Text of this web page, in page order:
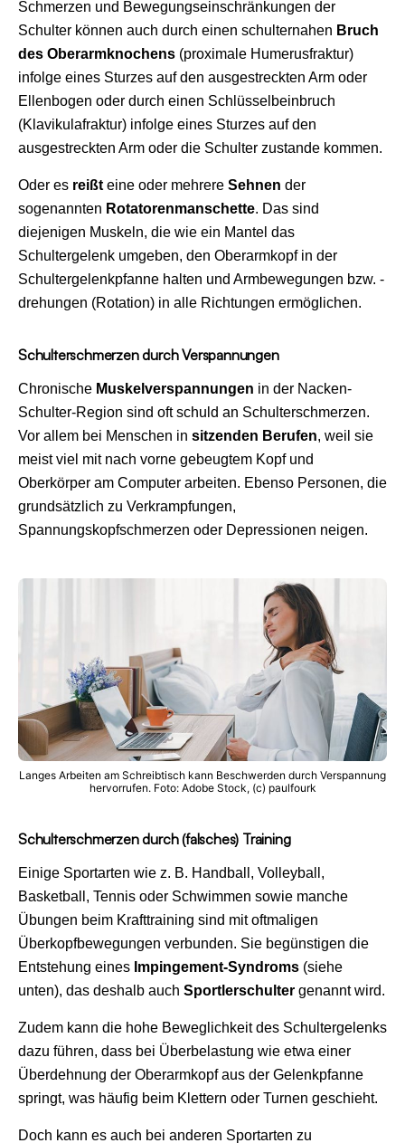
Schmerzen und Bewegungseinschränkungen der
Schulter können auch durch einen schulternahen Bruch
des Oberarmknochens (proximale Humerusfraktur)
infolge eines Sturzes auf den ausgestreckten Arm oder
Ellenbogen oder durch einen Schlüsselbeinbruch
(Klavikulafraktur) infolge eines Sturzes auf den
ausgestreckten Arm oder die Schulter zustande kommen.
Oder es reißt eine oder mehrere Sehnen der
sogenannten Rotatorenmanschette. Das sind
diejenigen Muskeln, die wie ein Mantel das
Schultergelenk umgeben, den Oberarmkopf in der
Schultergelenkpfanne halten und Armbewegungen bzw. -
drehungen (Rotation) in alle Richtungen ermöglichen.
Schulterschmerzen durch Verspannungen
Chronische Muskelverspannungen in der Nacken-
Schulter-Region sind oft schuld an Schulterschmerzen.
Vor allem bei Menschen in sitzenden Berufen, weil sie
meist viel mit nach vorne gebeugtem Kopf und
Oberkörper am Computer arbeiten. Ebenso Personen, die
grundsätzlich zu Verkrampfungen,
Spannungskopfschmerzen oder Depressionen neigen.
Langes Arbeiten am Schreibtisch kann Beschwerden durch Verspannung
hervorrufen. Foto: Adobe Stock, (c) paulfourk
Schulterschmerzen durch (falsches) Training
Einige Sportarten wie z. B. Handball, Volleyball,
Basketball, Tennis oder Schwimmen sowie manche
Übungen beim Krafttraining sind mit oftmaligen
Überkopfbewegungen verbunden. Sie begünstigen die
Entstehung eines Impingement-Syndroms (siehe
unten), das deshalb auch Sportlerschulter genannt wird.
Zudem kann die hohe Beweglichkeit des Schultergelenks
dazu führen, dass bei Überbelastung wie etwa einer
Überdehnung der Oberarmkopf aus der Gelenkpfanne
springt, was häufig beim Klettern oder Turnen geschieht.
Doch kann es auch bei anderen Sportarten zu